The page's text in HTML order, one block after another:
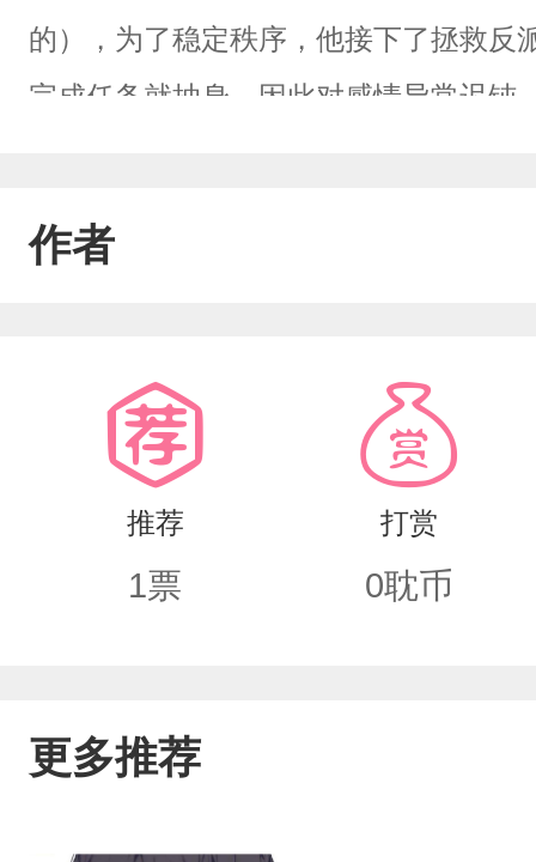
的），为了稳定秩序，他接下了拯救反
完成任务就抽身，因此对感情异常迟钝
作者
推荐
1票
打赏
0耽币
更多推荐